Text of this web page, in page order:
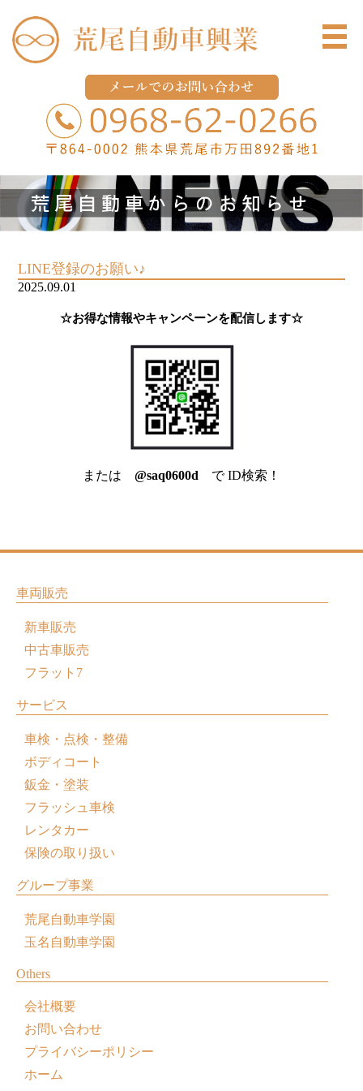
LINE登録のお願い♪
2025.09.01
☆お得な情報やキャンペーンを配信します☆
または @saq0600d で ID検索！
車両販売
新車販売
中古車販売
フラット7
サービス
車検・点検・整備
ボディコート
鈑金・塗装
フラッシュ車検
レンタカー
保険の取り扱い
グループ事業
荒尾自動車学園
玉名自動車学園
Others
会社概要
お問い合わせ
プライバシーポリシー
ホーム